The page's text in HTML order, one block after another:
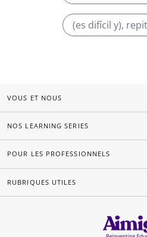
(es difícil y),
VOUS ET NOUS
NOS LEARNING SERIES
POUR LES PROFESSIONNELS
RUBRIQUES UTILES